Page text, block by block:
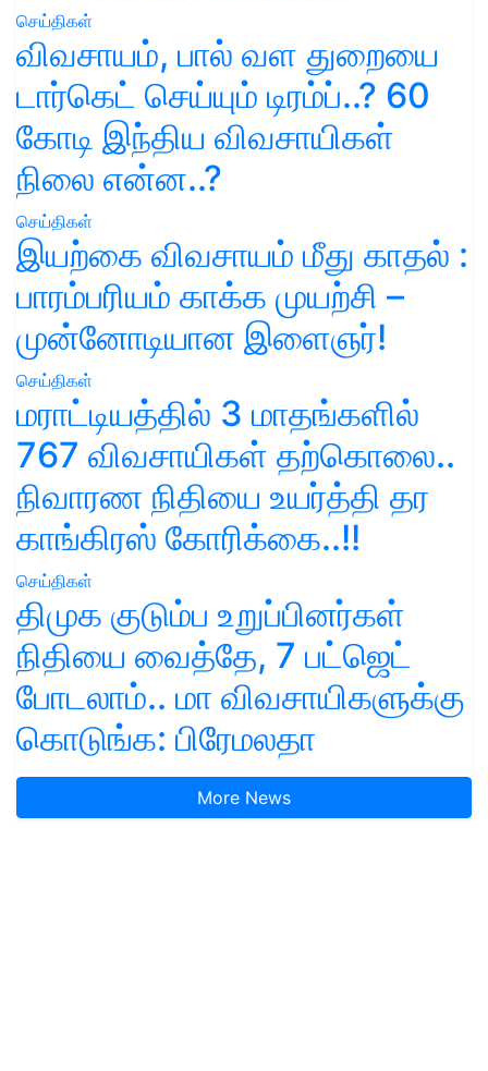
செய்திகள்
விவசாயம், பால் வள துறையை
டார்கெட் செய்யும் டிரம்ப்..? 60
கோடி இந்திய விவசாயிகள்
நிலை என்ன..?
செய்திகள்
இயற்கை விவசாயம் மீது காதல் :
பாரம்பரியம் காக்க முயற்சி –
முன்னோடியான இளைஞர்!
செய்திகள்
மராட்டியத்தில் 3 மாதங்களில்
767 விவசாயிகள் தற்கொலை..
நிவாரண நிதியை உயர்த்தி தர
காங்கிரஸ் கோரிக்கை..!!
செய்திகள்
திமுக குடும்ப உறுப்பினர்கள்
நிதியை வைத்தே, 7 பட்ஜெட்
போடலாம்.. மா விவசாயிகளுக்கு
கொடுங்க: பிரேமலதா
More News